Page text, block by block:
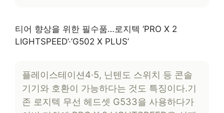
티어 향상을 위한 필수품…로지텍 ‘PRO X 2
LIGHTSPEED’·’G502 X PLUS’
플레이스테이션4·5, 닌텐도 스위치 등 콘솔
기기와 호환이 가능하다는 것도 특징이다.기
존 로지텍 무선 헤드셋 G533을 사용하다가